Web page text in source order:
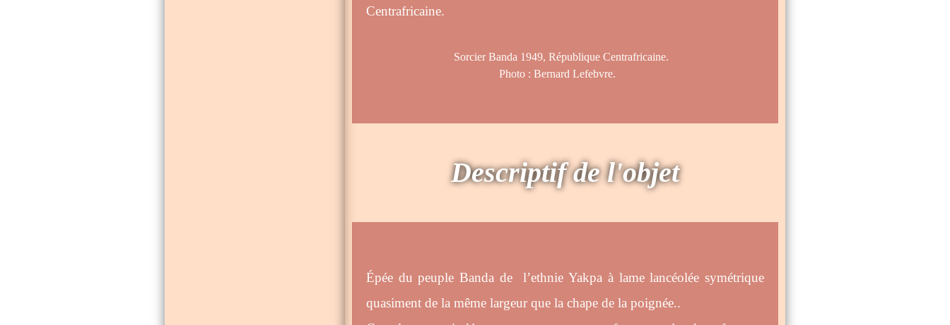
Centrafricaine.
Sorcier Banda 1949, République Centrafricaine.
Photo : Bernard Lefebvre.
Descriptif de l'objet
Épée du peuple Banda de l’ethnie Yakpa à lame lancéolée symétrique
quasiment de la même largeur que la chape de la poignée..